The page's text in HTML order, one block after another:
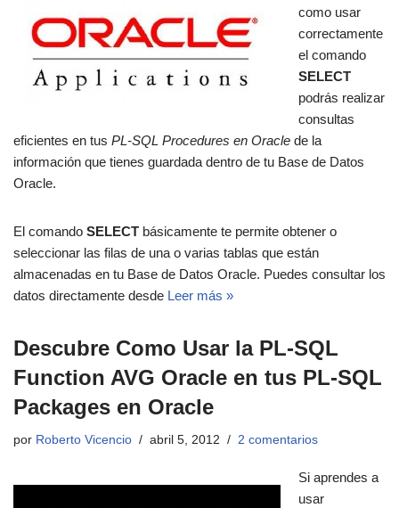
como usar
correctamente
el comando
SELECT
podrás realizar
consultas
eficientes en tus PL-SQL Procedures en Oracle de la
información que tienes guardada dentro de tu Base de Datos
Oracle.
El comando SELECT básicamente te permite obtener o
seleccionar las filas de una o varias tablas que están
almacenadas en tu Base de Datos Oracle. Puedes consultar los
datos directamente desde Leer más »
Descubre Como Usar la PL-SQL
Function AVG Oracle en tus PL-SQL
Packages en Oracle
por Roberto Vicencio abril 5, 2012 2 comentarios
Si aprendes a
usar